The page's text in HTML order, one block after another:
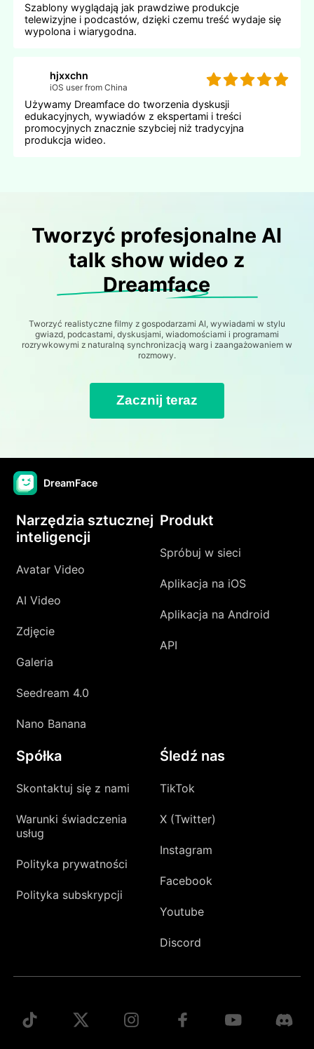
Szablony wyglądają jak prawdziwe produkcje
telewizyjne i podcastów, dzięki czemu treść wydaje się
wypolona i wiarygodna.
hjxxchn
iOS user from China
Używamy Dreamface do tworzenia dyskusji
edukacyjnych, wywiadów z ekspertami i treści
promocyjnych znacznie szybciej niż tradycyjna
produkcja wideo.
Tworzyć profesjonalne AI
talk show wideo z
Dreamface
Tworzyć realistyczne filmy z gospodarzami AI, wywiadami w stylu
gwiazd, podcastami, dyskusjami, wiadomościami i programami
rozrywkowymi z naturalną synchronizacją warg i zaangażowaniem w
rozmowy.
Zacznij teraz
DreamFace
Narzędzia sztucznej
inteligencji
Avatar Video
AI Video
Zdjęcie
Galeria
Seedream 4.0
Nano Banana
Produkt
Spróbuj w sieci
Aplikacja na iOS
Aplikacja na Android
API
Spółka
Skontaktuj się z nami
Warunki świadczenia
usług
Polityka prywatności
Polityka subskrypcji
Śledź nas
TikTok
X (Twitter)
Instagram
Facebook
Youtube
Discord